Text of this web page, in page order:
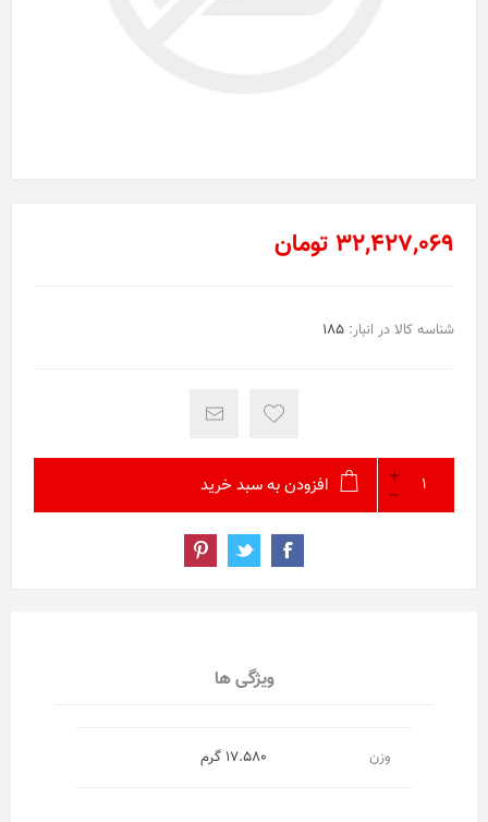
32,427,069 تومان
شناسه کالا در انبار: 185
افزودن به سبد خرید
ویژگی ها
وزن 17.580 گرم